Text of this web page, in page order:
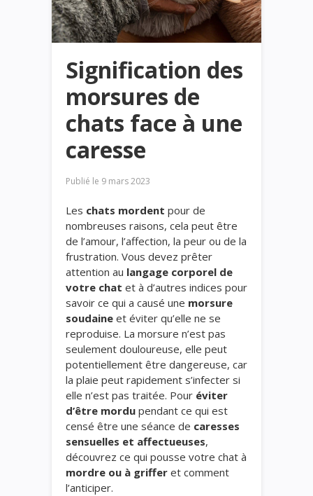
Signification des
morsures de
chats face à une
caresse
Publié le 9 mars 2023
Les chats mordent pour de
nombreuses raisons, cela peut être
de l’amour, l’affection, la peur ou de la
frustration. Vous devez prêter
attention au langage corporel de
votre chat et à d’autres indices pour
savoir ce qui a causé une morsure
soudaine et éviter qu’elle ne se
reproduise. La morsure n’est pas
seulement douloureuse, elle peut
potentiellement être dangereuse, car
la plaie peut rapidement s’infecter si
elle n’est pas traitée. Pour éviter
d’être mordu pendant ce qui est
censé être une séance de caresses
sensuelles et affectueuses,
découvrez ce qui pousse votre chat à
mordre ou à griffer et comment
l’anticiper.